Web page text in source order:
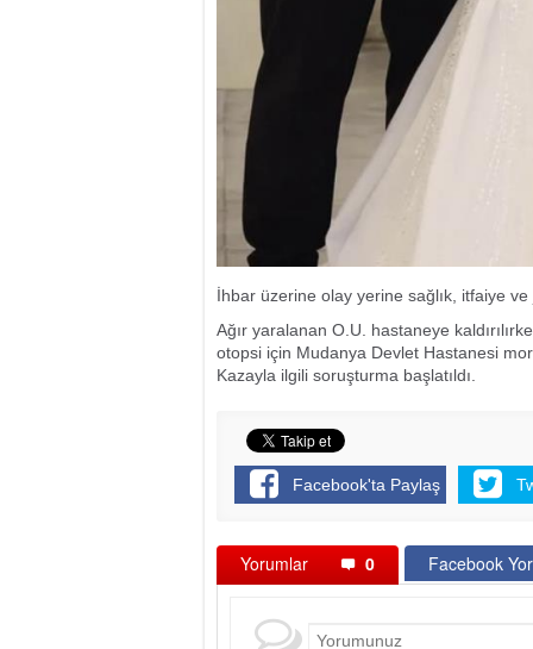
İhbar üzerine olay yerine sağlık, itfaiye
Ağır yaralanan O.U. hastaneye
otopsi için Mudanya Devlet Hastanesi
Kazayla ilgili soruşturma başlatıldı.
Facebook'ta Paylaş
Yorumlar 0 Facebook